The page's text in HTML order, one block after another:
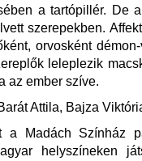
a tartópillér. De
szerepekben.
orvosként
leleplezik
az ember szíve.
Madách Színház
helyszíneken